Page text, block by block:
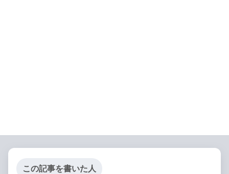
この記事を書いた人